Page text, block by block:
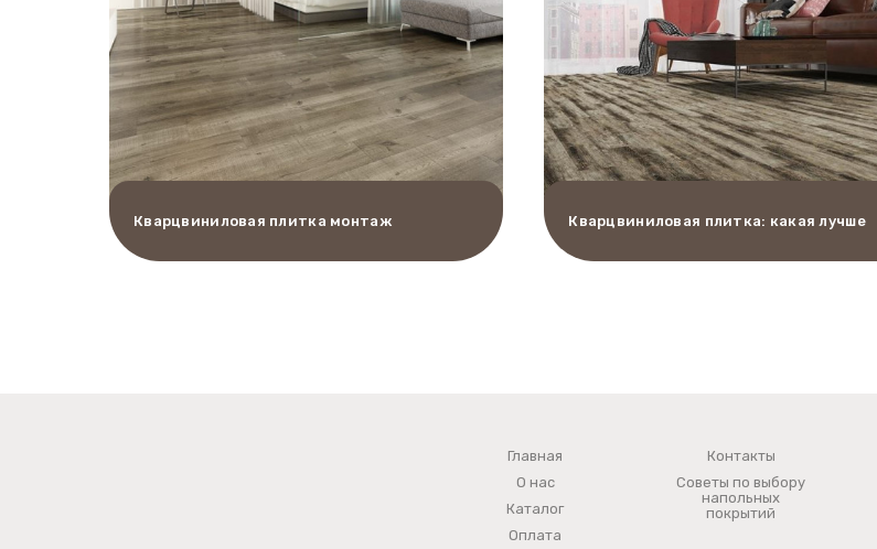
Кварцвиниловая плитка монтаж Кварцвиниловая плитка: какая лучше
Главная
О нас
Каталог
Оплата
Контакты
Советы по выбору
напольных
покрытий